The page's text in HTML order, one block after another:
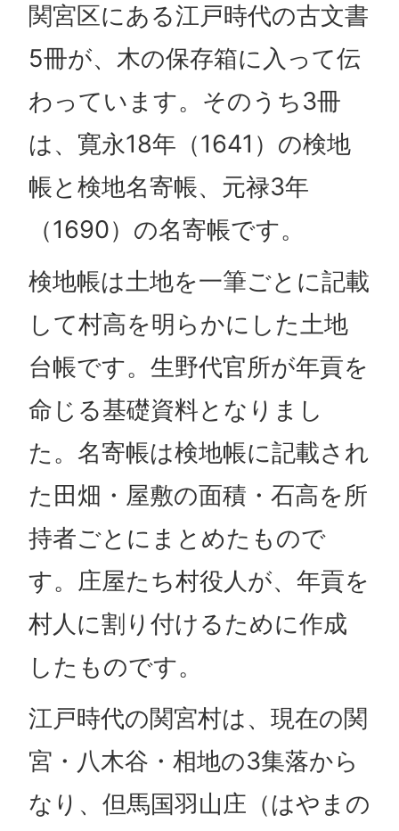
関宮区にある江戸時代の古文書
5冊が、木の保存箱に入って伝
わっています。そのうち3冊
は、寛永18年（1641）の検地
帳と検地名寄帳、元禄3年
（1690）の名寄帳です。
検地帳は土地を一筆ごとに記載
して村高を明らかにした土地
台帳です。生野代官所が年貢を
命じる基礎資料となりまし
た。名寄帳は検地帳に記載され
た田畑・屋敷の面積・石高を所
持者ごとにまとめたもので
す。庄屋たち村役人が、年貢を
村人に割り付けるために作成
したものです。
江戸時代の関宮村は、現在の関
宮・八木谷・相地の3集落から
なり、但馬国羽山庄（はやまの